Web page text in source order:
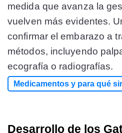
medida que avanza la
vuelven más evidentes.
confirmar el embarazo a
métodos, incluyendo
ecografía o radiografías.
Medicamentos y para qué
Desarrollo de los